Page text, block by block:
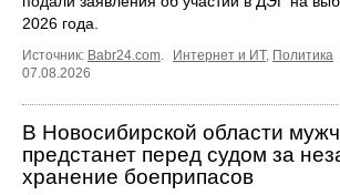
2026 года.
Источник: Babr24.com. Интернет и ИТ, Политика
07.08.2026
В Новосибирской области
предстанет перед судом за
хранение боеприпасов